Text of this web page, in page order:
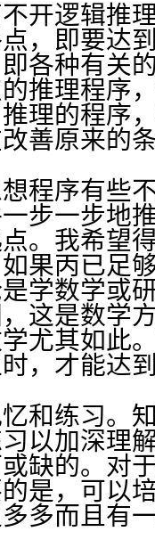
开逻辑推
，即要达
各种有关
推理程序
理的程序
善原来的
程序有些
步一步地
。我希望
果丙已足
学数学或
这是数学
尤其如此
，才能达
和练习。
以加深理
缺的。对
是，可以
多而且有